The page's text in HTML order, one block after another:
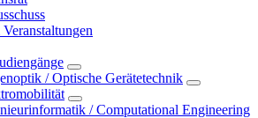
/ Optische Gerätetechnik
/ Computational Engineering